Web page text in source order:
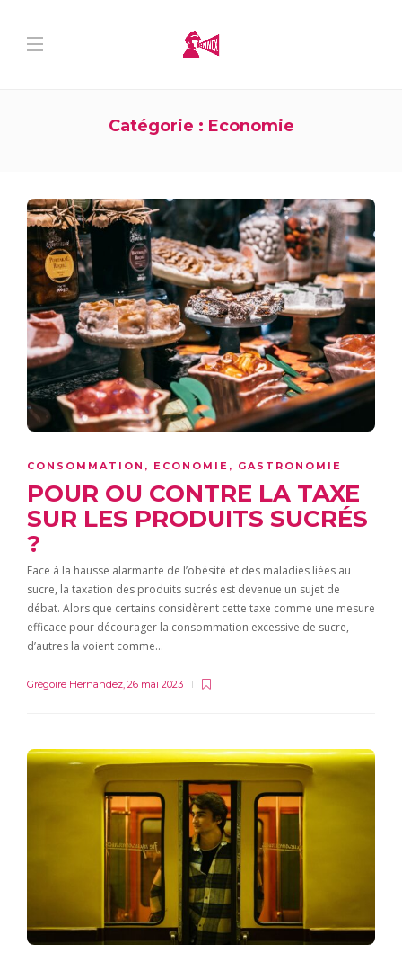
Catégorie : Economie
CONSOMMATION , ECONOMIE , GASTRONOMIE
POUR OU CONTRE LA TAXE
SUR LES PRODUITS SUCRÉS
?
Face à la hausse alarmante de l’obésité et des maladies liées au
sucre, la taxation des produits sucrés est devenue un sujet de
débat. Alors que certains considèrent cette taxe comme une mesure
efficace pour décourager la consommation excessive de sucre,
d’autres la voient comme…
Grégoire Hernandez 26 mai 2023